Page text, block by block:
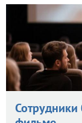
Сотрудники